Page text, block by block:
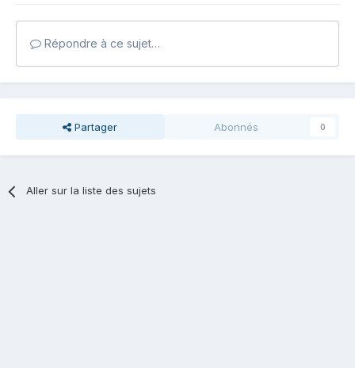
Répondre à ce sujet…
Partager Abonnés 0
Aller sur la liste des sujets